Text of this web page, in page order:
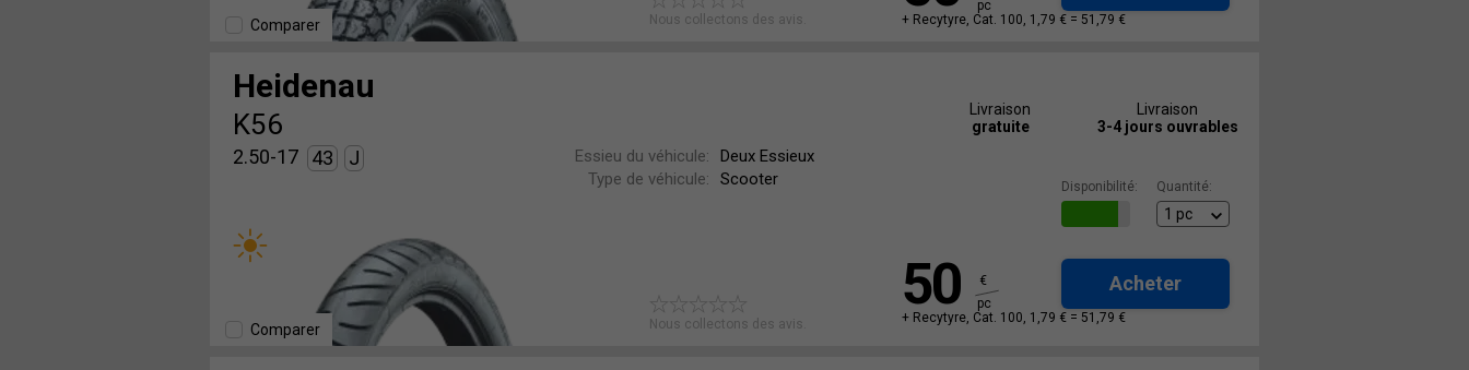
Comparer Nous collectons des avis.
pc
+ Recytyre, Cat. 100, 1,79 € = 51,79 €
Heidenau
K56
2.50-17 43 J
Comparer
Essieu du véhicule:
Deux Essieux
Type de véhicule:
Scooter
Nous collectons des avis.
Livraison
gratuite
Livraison
3-4 jours ouvrables
Disponibilité: Quantité:
50
€
pc
Acheter
+ Recytyre, Cat. 100, 1,79 € = 51,79 €